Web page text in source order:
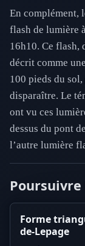
En complément,
flash de lumière
16h10. Ce flash,
décrit comme
100 pieds du
disparaître. Le
ont vu ces
dessus du pont
l’autre lumière
Forme
de-Lepage